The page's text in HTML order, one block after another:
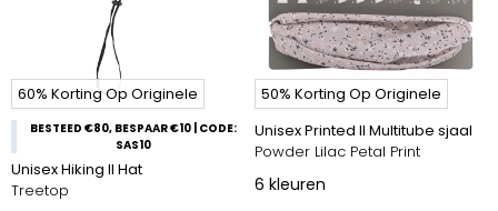
60% Korting Op Originele
BESTEED €80, BESPAAR €10 | CODE:
SAS10
Unisex Hiking II Hat
Treetop
50% Korting Op Originele
Unisex Printed II Multitube sjaal
Powder Lilac Petal Print
6 kleuren